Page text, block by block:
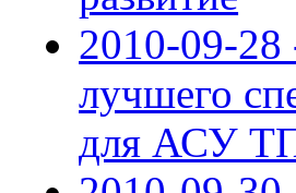
2010-09-28
лучшего
для АСУ